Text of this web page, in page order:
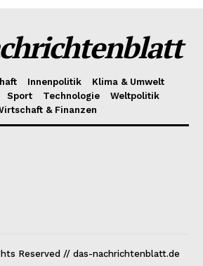
Innenpolitik
Klima & Umwelt
Sport Technologie
Weltpolitik
& Finanzen
Reserved // das-nachrichtenblatt.de